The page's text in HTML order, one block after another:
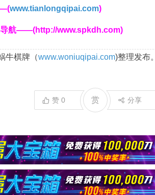
www.tianlongqipai.com)
航——(http://www.spkdh.com)
牛棋牌（www.woniuqipai.com)整理发布。
赞 0 赏 分享